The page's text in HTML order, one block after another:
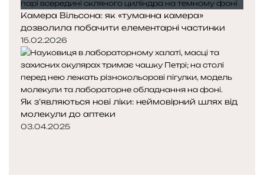
Камера Вільсона: як «туманна камера»
дозволила побачити елементарні частинки
15.02.2026
Як з’являються нові ліки: неймовірний шлях від
молекули до аптеки
03.04.2025